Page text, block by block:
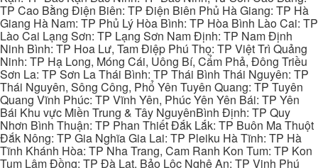
TP Cao Bằng Điện Biên: TP Điện Biên Phủ Hà Giang: TP Hà
Giang Hà Nam: TP Phủ Lý Hòa Bình: TP Hòa Bình Lào Cai: TP
Lào Cai Lạng Sơn: TP Lạng Sơn Nam Định: TP Nam Định
Ninh Bình: TP Hoa Lư, Tam Điệp Phú Thọ: TP Việt Trì Quảng
Ninh: TP Hạ Long, Móng Cái, Uông Bí, Cẩm Phả, Đông Triều
Sơn La: TP Sơn La Thái Bình: TP Thái Bình Thái Nguyên: TP
Thái Nguyên, Sông Công, Phổ Yên Tuyên Quang: TP Tuyên
Quang Vĩnh Phúc: TP Vĩnh Yên, Phúc Yên Yên Bái: TP Yên
Bái Khu vực Miền Trung & Tây NguyênBình Định: TP Quy
Nhơn Bình Thuận: TP Phan Thiết Đắk Lắk: TP Buôn Ma Thuột
Đắk Nông: TP Gia Nghĩa Gia Lai: TP Pleiku Hà Tĩnh: TP Hà
Tĩnh Khánh Hòa: TP Nha Trang, Cam Ranh Kon Tum: TP Kon
Tum Lâm Đồng: TP Đà Lạt, Bảo Lộc Nghệ An: TP Vinh Phú